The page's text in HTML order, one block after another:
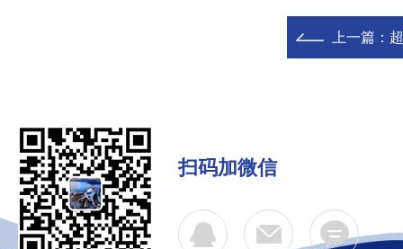
上一篇：
扫码加微信